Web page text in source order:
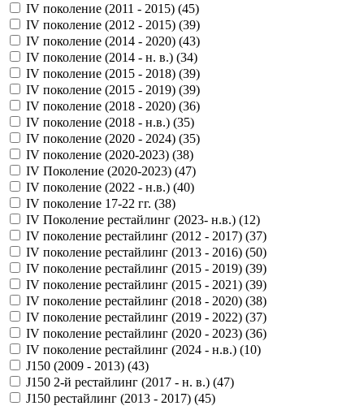
IV поколение (2011 - 2015) (45)
IV поколение (2012 - 2015) (39)
IV поколение (2014 - 2020) (43)
IV поколение (2014 - н. в.) (34)
IV поколение (2015 - 2018) (39)
IV поколение (2015 - 2019) (39)
IV поколение (2018 - 2020) (36)
IV поколение (2018 - н.в.) (35)
IV поколение (2020 - 2024) (35)
IV поколение (2020-2023) (38)
IV Поколение (2020-2023) (47)
IV поколение (2022 - н.в.) (40)
IV поколение 17-22 гг. (38)
IV Поколение рестайлинг (2023- н.в.) (12)
IV поколение рестайлинг (2012 - 2017) (37)
IV поколение рестайлинг (2013 - 2016) (50)
IV поколение рестайлинг (2015 - 2019) (39)
IV поколение рестайлинг (2015 - 2021) (39)
IV поколение рестайлинг (2018 - 2020) (38)
IV поколение рестайлинг (2019 - 2022) (37)
IV поколение рестайлинг (2020 - 2023) (36)
IV поколение рестайлинг (2024 - н.в.) (10)
J150 (2009 - 2013) (43)
J150 2-й рестайлинг (2017 - н. в.) (47)
J150 рестайлинг (2013 - 2017) (45)